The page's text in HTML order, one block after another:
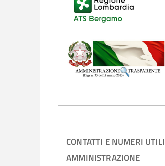
CONTATTI E NUMERI UTILI
AMMINISTRAZIONE